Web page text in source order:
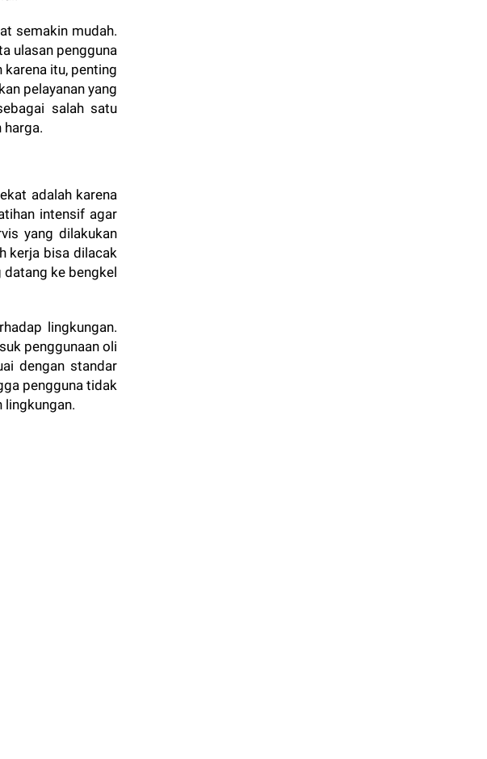
semakin mudah.
ulasan pengguna
karena itu, penting
pelayanan yang
salah satu
adalah karena
intensif agar
yang dilakukan
kerja bisa dilacak
ke bengkel
lingkungan.
penggunaan oli
dengan standar
pengguna tidak
lingkungan.